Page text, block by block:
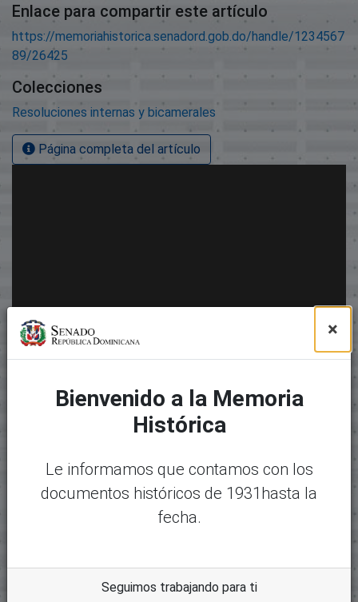
Enlace para compartir este artículo
https://memoriahistorica.senadord.gob.do/handle/1234567
89/26425
Colecciones
Resoluciones internas y bicamerales
Página completa del artículo
×
Bienvenido a la Memoria
Histórica
Le informamos que contamos con los
documentos históricos de 1931hasta la
fecha.
Seguimos trabajando para ti